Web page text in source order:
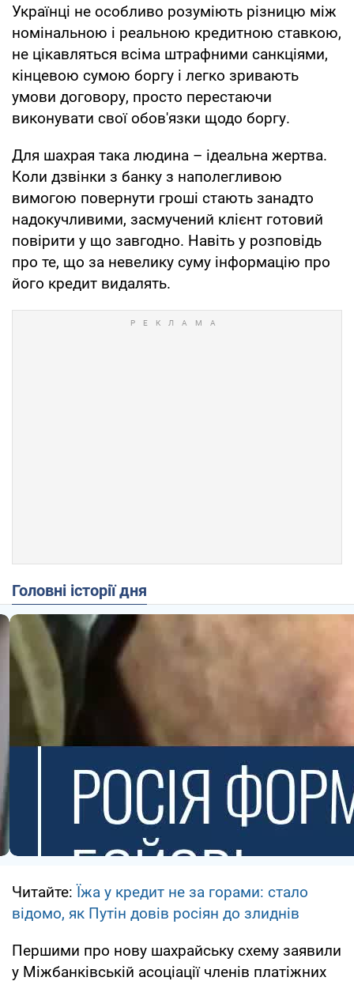
Українці не особливо розуміють різницю між
номінальною і реальною кредитною ставкою,
не цікавляться всіма штрафними санкціями,
кінцевою сумою боргу і легко зривають
умови договору, просто перестаючи
виконувати свої обов'язки щодо боргу.
Для шахрая така людина – ідеальна жертва.
Коли дзвінки з банку з наполегливою
вимогою повернути гроші стають занадто
надокучливими, засмучений клієнт готовий
повірити у що завгодно. Навіть у розповідь
про те, що за невелику суму інформацію про
його кредит видалять.
Головні історії дня
Читайте: Їжа у кредит не за горами: стало
відомо, як Путін довів росіян до злиднів
Першими про нову шахрайську схему заявили
у Міжбанківській асоціації членів платіжних